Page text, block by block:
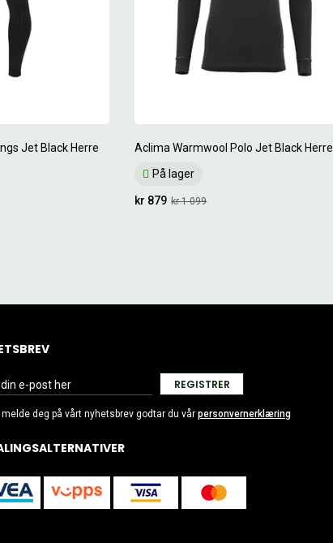
Jet Black Herre
Aclima Warmwool Polo Jet Black Herre
På lager
kr 1 099
kr 879
REGISTRER
deg på vårt nyhetsbrev godtar du vår personvernerklæring